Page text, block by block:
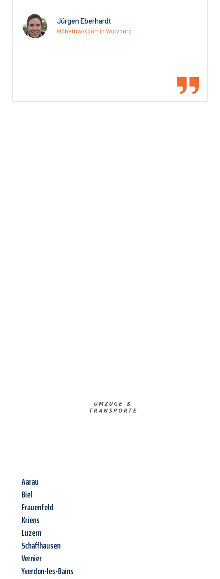
Jürgen Eberhardt
Möbeltransport in Würzburg
UMZÜGE &
TRANSPORTE
Aarau
Biel
Frauenfeld
Kriens
Luzern
Schaffhausen
Vernier
Yverdon-les-Bains